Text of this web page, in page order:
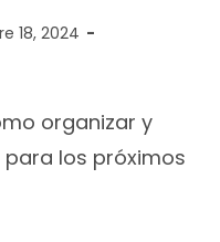
18, 2024
organizar y
los próximos